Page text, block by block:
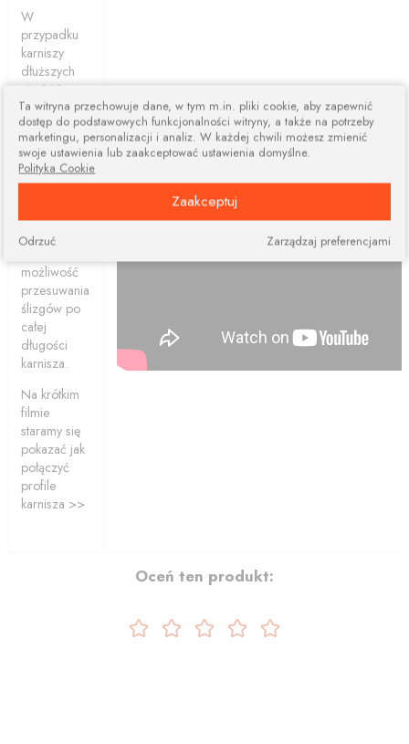
W
przypadku
karniszy
dłuższych
niż 240cm
karnisze są
łączone z
dwóch lub
więcej
elementów.
profile
ciągle dają
możliwość
przesuwania
ślizgów po
całej
długości
karnisza.
Na krótkim
filmie
staramy się
pokazać jak
połączyć
profile
karnisza >>
Oceń ten produkt:
Ta witryna przechowuje dane, w tym m.in. pliki cookie, aby zapewnić
dostęp do podstawowych funkcjonalności witryny, a także na potrzeby
marketingu, personalizacji i analiz. W każdej chwili możesz zmienić
swoje ustawienia lub zaakceptować ustawienia domyślne.
Polityka Cookie
Zaakceptuj
Zarządzaj preferencjami
Odrzuć